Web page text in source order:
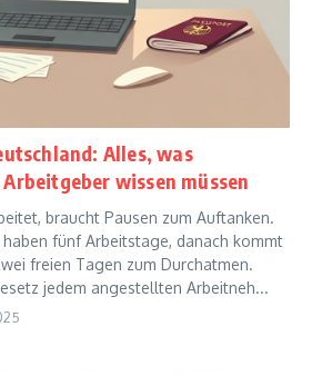
Alles, was
wissen müssen
braucht Pausen zum Auftanken.
fünf Arbeitstage, danach kommt
freien Tagen zum Durchatmen.
jedem angestellten Arbeitneh...